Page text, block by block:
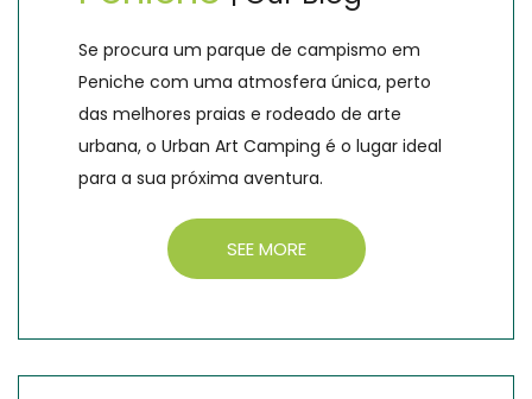
Se procura um parque de campismo em
Peniche com uma atmosfera única, perto
das melhores praias e rodeado de arte
urbana, o Urban Art Camping é o lugar ideal
para a sua próxima aventura.
SEE MORE